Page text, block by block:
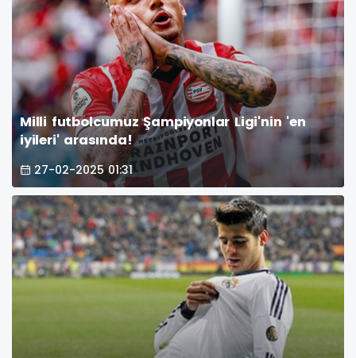
Milli futbolcumuz Şampiyonlar Ligi'nin 'en
iyileri' arasında!
27-02-2025 01:31